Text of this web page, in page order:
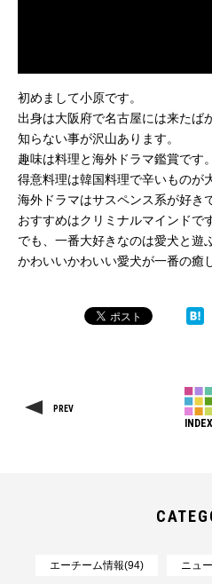
初めまして小原です。
出身は大阪府で名古屋には来たば
知らない事が沢山あります。
趣味は料理と海外ドラマ鑑賞です。
得意料理は韓国料理で辛いものが
海外ドラマはサスペンス系が好き
おすすめはクリミナルマインドで
でも、一番大好きなのは愛犬と遊
かわいいかわいい愛犬が一番の癒
PREV
INDEX
エーチーム情報(94) ニュ